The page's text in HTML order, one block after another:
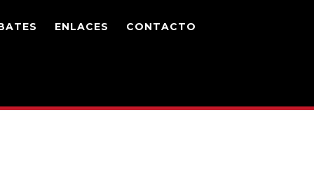
ENLACES CONTACTO